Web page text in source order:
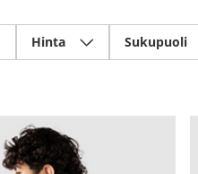
Hinta Sukupuoli